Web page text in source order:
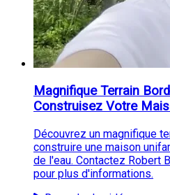
Magnifique Terrain
Construisez Votre
Découvrez un magnifique
construire une maison
de l'eau. Contactez Robert
pour plus d'informations.